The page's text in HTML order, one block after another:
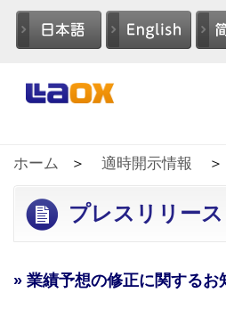
ホーム 適時開示情報
プレスリリース
» 業績予想の修正に関するお